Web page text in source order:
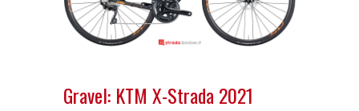
Gravel: KTM X-Strada 2021